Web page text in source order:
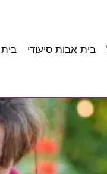
בית אבות סיעודי